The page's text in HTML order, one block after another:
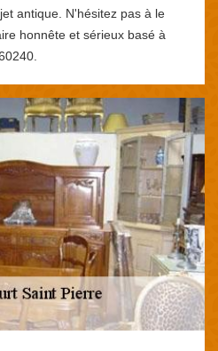
antique. N'hésitez pas à le
honnête et sérieux basé à